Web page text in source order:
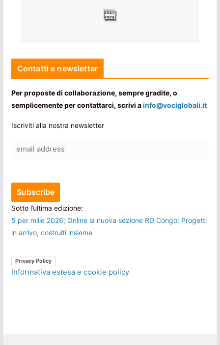
Contatti e newsletter
Per proposte di collaborazione, sempre gradite, o
semplicemente per contattarci, scrivi ainfo@vociglobali.it
Iscriviti alla nostra newsletter
Sotto l’ultima edizione:
5 per mille 2026; Online la nuova sezione RD Congo; Progetti
in arrivo, costruiti insieme
Privacy Policy
Informativa estesa e cookie policy